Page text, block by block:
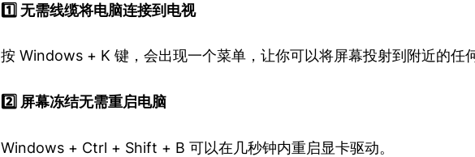
1️⃣ 无需线缆将电脑连接到电视
按 Windows + K 键，会出现一个菜单，让你可以将屏幕投射到附近的任
2️⃣ 屏幕冻结无需重启电脑
Windows + Ctrl + Shift + B 可以在几秒钟内重启显卡驱动。